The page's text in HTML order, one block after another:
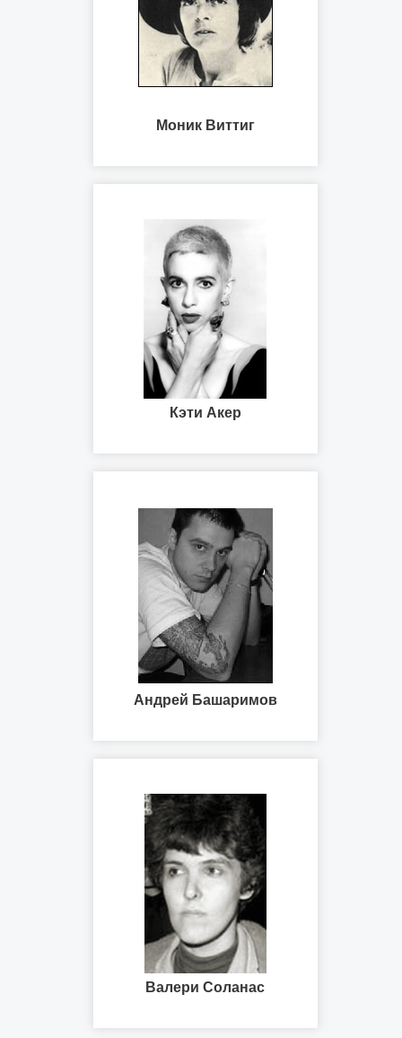
Моник Виттиг
Кэти Акер
Андрей Башаримов
Валери Соланас